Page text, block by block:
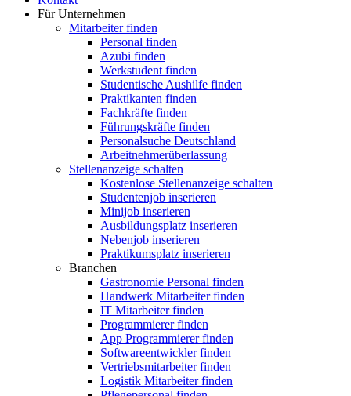
Für Unternehmen
Mitarbeiter finden
Personal finden
Azubi finden
Werkstudent finden
Studentische Aushilfe finden
Praktikanten finden
Fachkräfte finden
Führungskräfte finden
Personalsuche Deutschland
Arbeitnehmerüberlassung
Stellenanzeige schalten
Kostenlose Stellenanzeige schalten
Studentenjob inserieren
Minijob inserieren
Ausbildungsplatz inserieren
Nebenjob inserieren
Praktikumsplatz inserieren
Branchen
Gastronomie Personal finden
Handwerk Mitarbeiter finden
IT Mitarbeiter finden
Programmierer finden
App Programmierer finden
Softwareentwickler finden
Vertriebsmitarbeiter finden
Logistik Mitarbeiter finden